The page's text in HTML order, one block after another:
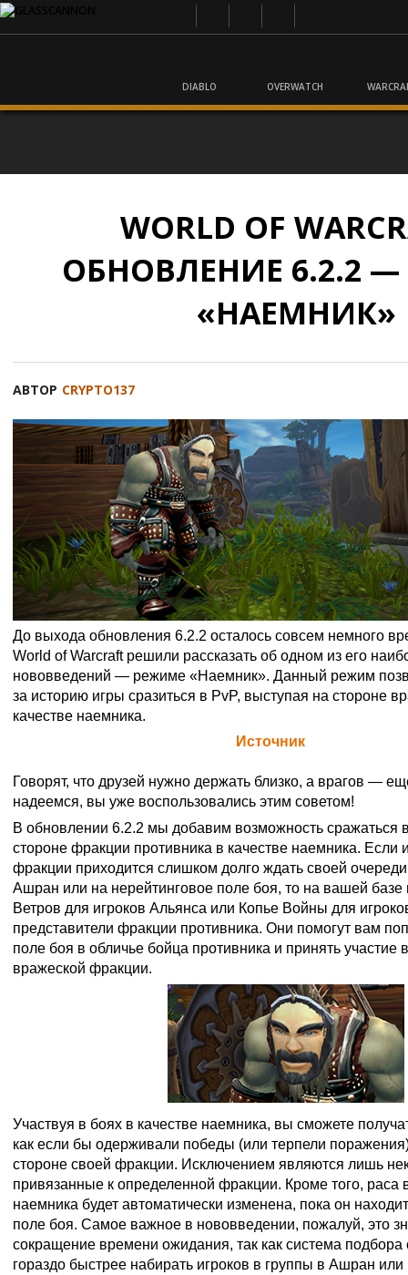
DIABLO OVERWATCH
WORLD OF
ОБНОВЛЕНИЕ 6.2.2
«НАЕМНИК»
АВТОР CRYPTO137
До выхода обновления 6.2.2 осталось совсем немного
World of Warcraft решили рассказать об одном из его
нововведений — режиме «Наемник». Данный режим
за историю игры сразиться в PvP, выступая на стороне
качестве наемника.
Источник
Говорят, что друзей нужно держать близко, а врагов —
надеемся, вы уже воспользовались этим советом!
В обновлении 6.2.2 мы добавим возможность сражаться
стороне фракции противника в качестве наемника. Если
фракции приходится слишком долго ждать своей
Ашран или на нерейтинговое поле боя, то на вашей
Ветров для игроков Альянса или Копье Войны для
представители фракции противника. Они помогут вам
поле боя в обличье бойца противника и принять участие
вражеской фракции.
Участвуя в боях в качестве наемника, вы сможете
как если бы одерживали победы (или терпели
стороне своей фракции. Исключением являются лишь
привязанные к определенной фракции. Кроме того, раса
наемника будет автоматически изменена, пока он
поле боя. Самое важное в нововведении, пожалуй, это
сокращение времени ожидания, так как система подбора
гораздо быстрее набирать игроков в группы в Ашран или